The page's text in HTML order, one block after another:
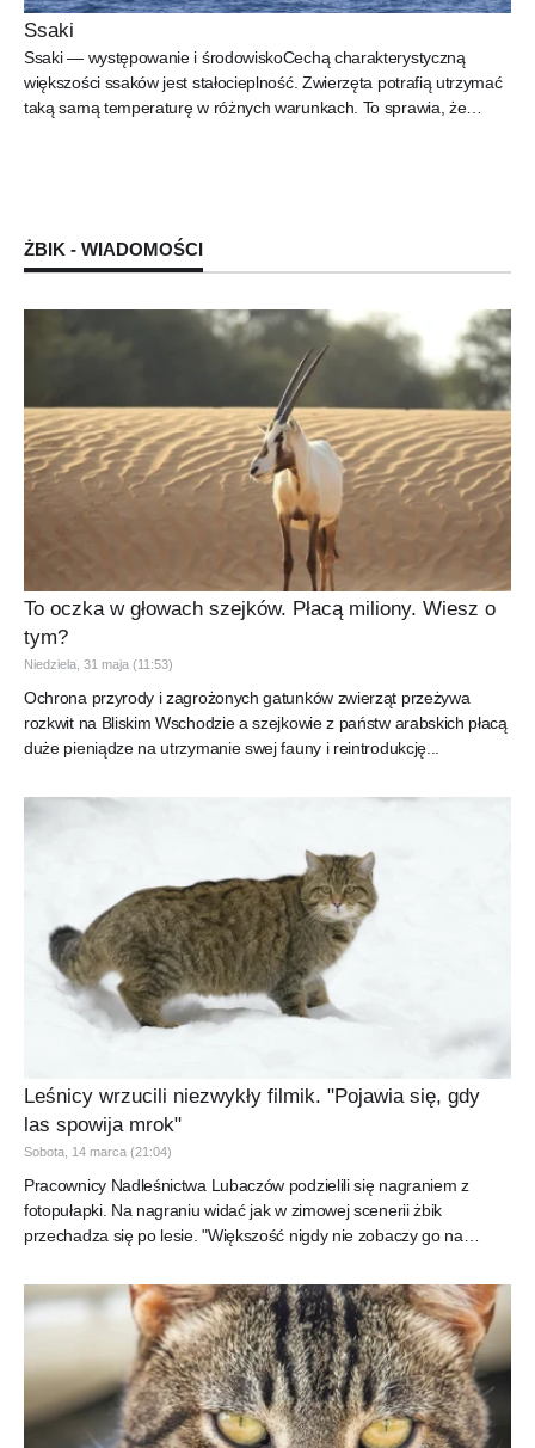
Ssaki
Ssaki — występowanie i środowiskoCechą charakterystyczną
większości ssaków jest stałocieplność. Zwierzęta potrafią utrzymać
taką samą temperaturę w różnych warunkach. To sprawia, że
ŻBIK - WIADOMOŚCI
To oczka w głowach szejków. Płacą miliony. Wiesz o
tym?
Niedziela, 31 maja (11:53)
Ochrona przyrody i zagrożonych gatunków zwierząt przeżywa
rozkwit na Bliskim Wschodzie a szejkowie z państw arabskich płacą
duże pieniądze na utrzymanie swej fauny i reintrodukcję...
Leśnicy wrzucili niezwykły filmik. "Pojawia się, gdy
las spowija mrok"
Sobota, 14 marca (21:04)
Pracownicy Nadleśnictwa Lubaczów podzielili się nagraniem z
fotopułapki. Na nagraniu widać jak w zimowej scenerii żbik
przechadza się po lesie. "Większość nigdy nie zobaczy go na